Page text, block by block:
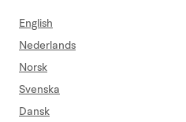
English
Nederlands
Norsk
Svenska
Dansk